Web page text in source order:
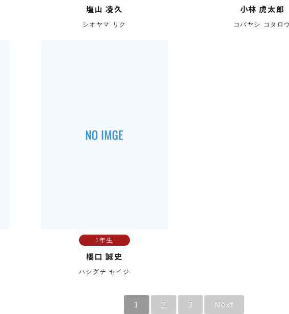
塩山 凌久
シオヤマ リク
小林 虎太郎
コバヤシ コタロウ
1年生
橋口 誠史
ハシグチ セイジ
1 2 3 Next